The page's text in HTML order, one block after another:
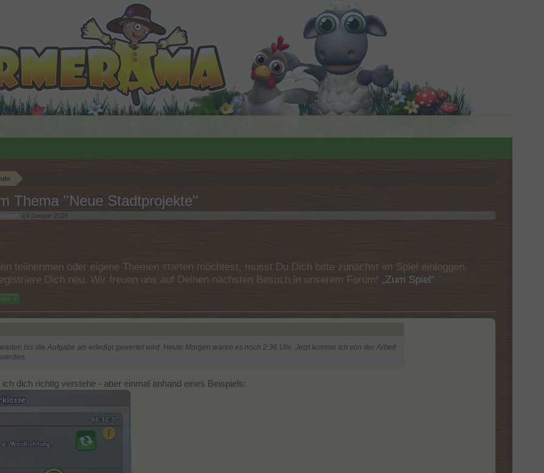
Thema ''Neue Stadtprojekte''
14 Januar 2026
teilnehmen oder eigene Themen starten möchtest, musst Du Dich bitte zunächst im Spiel einloggen.
Dich neu. Wir freuen uns auf Deinen nächsten Besuch in unserem Forum! „Zum Spiel“
>
bis die Aufgabe als erledigt gewertet wird. Heute Morgen waren es noch 2:36 Uhr. Jetzt komme ich von der Arbeit
dich richtig verstehe - aber einmal anhand eines Beispiels: